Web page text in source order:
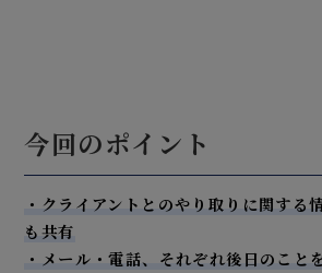
今回のポイント
・クライアントとのやり取りに関する
も共有
・メール・電話、それぞれ後日のこと